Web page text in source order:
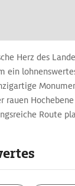
Herz des
ein
rauen
Route